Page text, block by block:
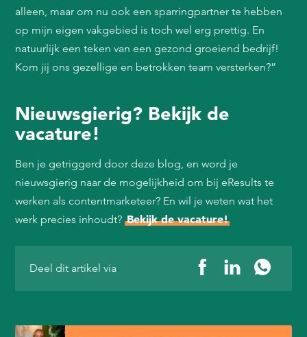
alleen, maar om nu ook een sparringpartner te hebben
op mijn eigen vakgebied is toch wel erg prettig. En
natuurlijk een teken van een gezond groeiend bedrijf!
Kom jij ons gezellige en betrokken team versterken?”
Nieuwsgierig? Bekijk de
vacature!
Ben je getriggerd door deze blog, en word je
nieuwsgierig naar de mogelijkheid om bij eResults te
werken als contentmarketeer? En wil je weten wat het
werk precies inhoudt?Bekijk de vacature!
Deel dit artikel via